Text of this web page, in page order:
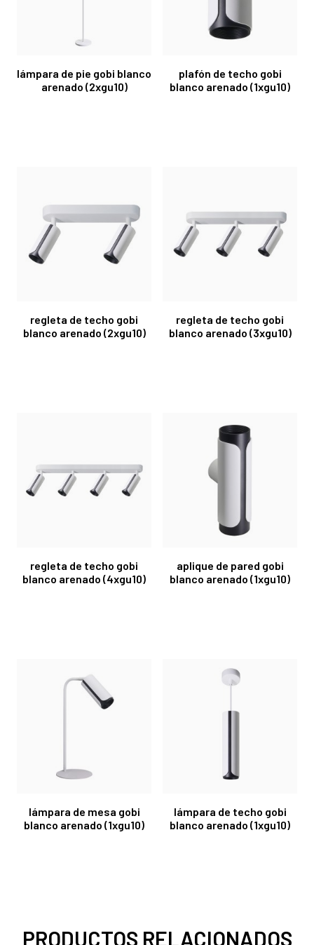
lámpara de pie gobi blanco
arenado (2xgu10)
plafón de techo gobi
blanco arenado (1xgu10)
regleta de techo gobi
blanco arenado (2xgu10)
regleta de techo gobi
blanco arenado (3xgu10)
regleta de techo gobi
blanco arenado (4xgu10)
aplique de pared gobi
blanco arenado (1xgu10)
lámpara de mesa gobi
blanco arenado (1xgu10)
lámpara de techo gobi
blanco arenado (1xgu10)
PRODUCTOS RELACIONADOS